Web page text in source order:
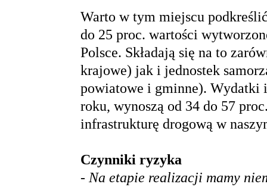
Warto w tym miejscu
do 25 proc. wartości
Polsce. Składają się na to
krajowe) jak i jednostek
powiatowe i gminne). Wydatki
roku, wynoszą od 34 do 57
infrastrukturę drogową w
Czynniki ryzyka
- Na etapie realizacji mamy